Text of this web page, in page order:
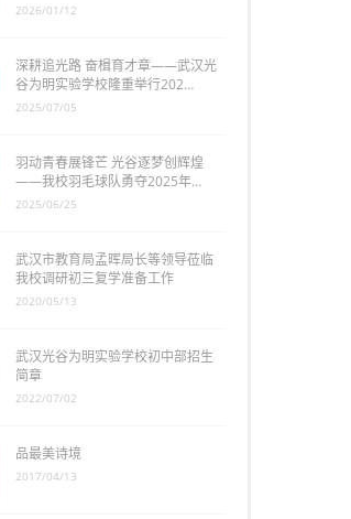
2026/01/12
深耕追光路 奋楫育才章——武汉光
谷为明实验学校隆重举行202…
2025/07/05
羽动青春展锋芒 光谷逐梦创辉煌
——我校羽毛球队勇夺2025年…
2025/06/25
武汉市教育局孟晖局长等领导莅临
我校调研初三复学准备工作
2020/05/13
武汉光谷为明实验学校初中部招生
简章
2022/07/02
品最美诗境
2017/04/13